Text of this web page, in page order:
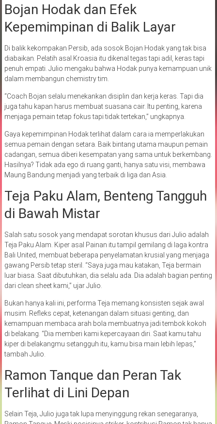
Bojan Hodak dan Efek
Kepemimpinan di Balik Layar
Di balik kekompakan Persib, ada sosok Bojan Hodak yang tak bisa
diabaikan. Pelatih asal Kroasia itu dikenal tegas tapi adil, keras tapi
penuh empati. Julio mengaku bahwa Hodak punya kemampuan unik
dalam membangun chemistry tim.
“Coach Bojan selalu menekankan disiplin dan kerja keras. Tapi dia
juga tahu kapan harus membuat suasana cair. Itu penting, karena
menjaga pemain tetap fokus tapi tidak tertekan,” ungkapnya.
Gaya kepemimpinan Hodak terlihat dalam cara ia memperlakukan
semua pemain dengan setara. Baik bintang utama maupun pemain
cadangan, semua diberi kesempatan yang sama untuk berkembang.
Hasilnya? Tidak ada ego di ruang ganti, hanya satu visi, membawa
Maung Bandung menjadi yang terbaik di liga dan Asia.
Teja Paku Alam, Benteng Tangguh
di Bawah Mistar
Salah satu sosok yang mendapat sorotan khusus dari Julio adalah
Teja Paku Alam. Kiper asal Painan itu tampil gemilang di laga kontra
Bali United, membuat beberapa penyelamatan krusial yang menjaga
gawang Persib tetap steril. “Saya juga mau katakan, Teja bermain
luar biasa. Saat dibutuhkan, dia selalu ada. Dia adalah bagian penting
dari clean sheet kami,” ujar Julio.
Bukan hanya kali ini, performa Teja memang konsisten sejak awal
musim. Refleks cepat, ketenangan dalam situasi genting, dan
kemampuan membaca arah bola membuatnya jadi tembok kokoh
di belakang. “Dia memberi kami kepercayaan diri. Saat kamu tahu
kiper di belakangmu setangguh itu, kamu bisa main lebih lepas,”
tambah Julio.
Ramon Tanque dan Peran Tak
Terlihat di Lini Depan
Selain Teja, Julio juga tak lupa menyinggung rekan senegaranya,